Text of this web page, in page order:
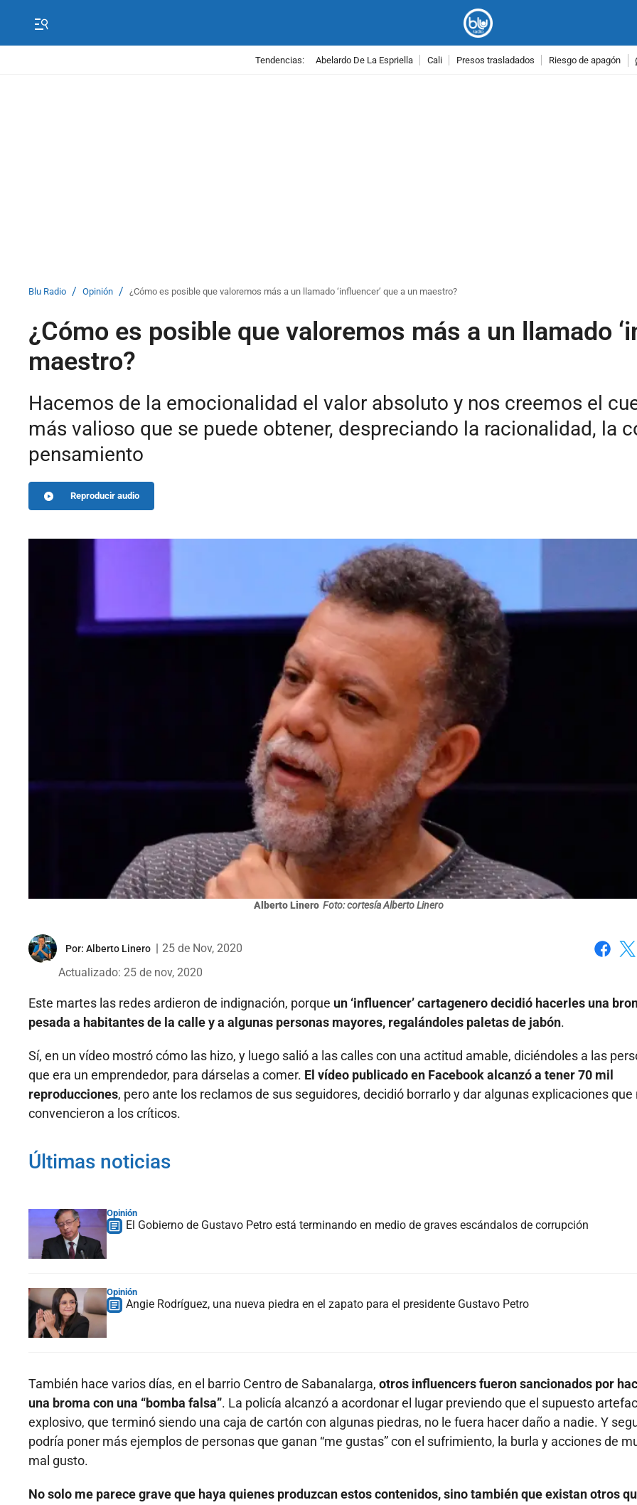
Tendencias: Abelardo De La Espriella Cali Presos trasladados Riesgo de apagón
Blu Radio / Opinión / ¿Cómo es posible que valoremos más a un llamado ‘influencer’ que a un maestro?
¿Cómo es posible que valoremos más a un llamado
maestro?
Hacemos de la emocionalidad el valor absoluto y nos creemos el
más valioso que se puede obtener, despreciando la racionalidad, la
pensamiento
Reproducir audio
Alberto Linero Foto: cortesía Alberto Linero
Por: Alberto Linero
25 de Nov, 2020
Actualizado: 25 de nov, 2020
Este martes las redes ardieron de indignación, porque un ‘influencer’ cartagenero decidió hacerles una
pesada a habitantes de la calle y a algunas personas mayores, regalándoles paletas de jabón.
Sí, en un vídeo mostró cómo las hizo, y luego salió a las calles con una actitud amable, diciéndoles a las
que era un emprendedor, para dárselas a comer. El vídeo publicado en Facebook alcanzó a tener 70 mil
reproducciones, pero ante los reclamos de sus seguidores, decidió borrarlo y dar algunas explicaciones que
convencieron a los críticos.
Últimas noticias
Opinión
El Gobierno de Gustavo Petro está terminando en medio de graves escándalos de corrupción
Opinión
Angie Rodríguez, una nueva piedra en el zapato para el presidente Gustavo Petro
También hace varios días, en el barrio Centro de Sabanalarga, otros influencers fueron sancionados por
una broma con una “bomba falsa”. La policía alcanzó a acordonar el lugar previendo que el supuesto
explosivo, que terminó siendo una caja de cartón con algunas piedras, no le fuera hacer daño a nadie. Y
podría poner más ejemplos de personas que ganan “me gustas” con el sufrimiento, la burla y acciones de
mal gusto.
No solo me parece grave que haya quienes produzcan estos contenidos, sino también que existan otros